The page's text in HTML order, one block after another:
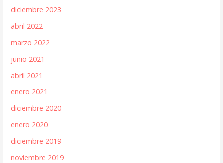
diciembre 2023
abril 2022
marzo 2022
junio 2021
abril 2021
enero 2021
diciembre 2020
enero 2020
diciembre 2019
noviembre 2019